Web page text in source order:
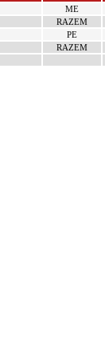
ME
RAZEM
PE
RAZEM